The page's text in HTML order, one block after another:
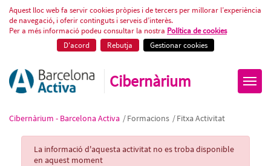
Fitxa Activitat
Aquest lloc web fa servir cookies pròpies i de tercers per millorar l’experiència
de navegació, i oferir continguts i serveis d’interès.
Per a més informació podeu consultar la nostra Política de cookies
D'acord
Rebutja Gestionar cookies
Cibernàrium
Cibernàrium - Barcelona Activa /Formacions /Fitxa Activitat
Activity Record
La informació d'aquesta activitat no es troba disponible
en aquest moment